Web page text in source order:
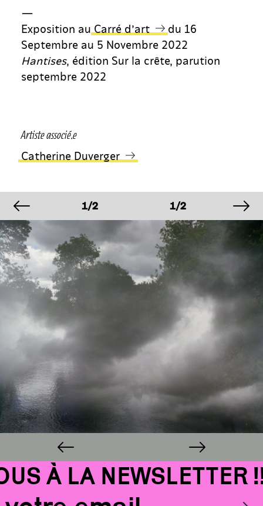
—
Exposition au Carré d’art
du 16
Septembre au 5 Novembre 2022
Hantises, édition Sur la crête, parution
septembre 2022
Artiste associé.e
Catherine Duverger
image précédente
IMAGE
1/2 IMAGE
1/2
IMAGE
1/2 IMAGE
1/2 1/
À LA NEWSLETTER !!!
Email